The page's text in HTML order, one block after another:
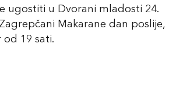
ugostiti u Dvorani mladosti 24.
Makarane dan poslije,
od 19 sati.